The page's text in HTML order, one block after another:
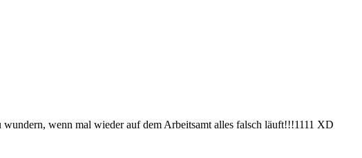
wenn mal wieder auf dem Arbeitsamt alles falsch läuft!!!1111 XD